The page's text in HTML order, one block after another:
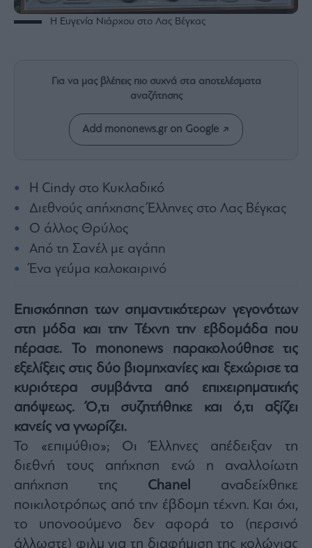
Rumors
Άρθρα
Les
Bons
Vivants
Auto
Life
&
Υγεία
Architecture
&
Design
Fashion
&
Watches
Yachts
Table
For
Two
Η Ευγενία Νιάρχου στο Λας Βέγκας
Για να μας βλέπεις πιο συχνά στα αποτελέσματα
αναζήτησης
Add mononews.gr on Google
H Cindy στο Κυκλαδικό
Διεθνούς απήχησης Έλληνες στο Λας Βέγκας
Ο άλλος Θρύλος
Από τη Σανέλ με αγάπη
Ένα γεύμα καλοκαιρινό
Επισκόπηση των σημαντικότερων γεγονότων
στη μόδα και την Τέχνη την εβδομάδα που
πέρασε. Το mononews παρακολούθησε τις
εξελίξεις στις δύο βιομηχανίες και ξεχώρισε τα
κυριότερα συμβάντα από επιχειρηματικής
απόψεως. Ό,τι συζητήθηκε και ό,τι αξίζει
κανείς να γνωρίζει.
Το «επιμύθιο»; Οι Έλληνες απέδειξαν τη
διεθνή τους απήχηση ενώ η αναλλοίωτη
απήχηση της Chanel
αναδείχθηκε
ποικιλοτρόπως από την έβδομη τέχνη. Και όχι,
το υπονοούμενο δεν αφορά το (περσινό
άλλωστε) φιλμ για τη διαφήμιση της κολώνιας